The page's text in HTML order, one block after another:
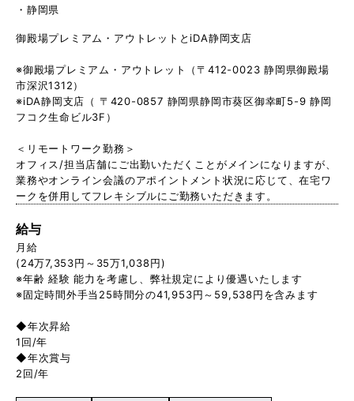
静岡県
御殿場プレミアム・アウトレットとiDA静岡支店
※御殿場プレミアム・アウトレット（〒412-0023 静岡県御殿場
市深沢1312）
※iDA静岡支店（ 〒420-0857 静岡県静岡市葵区御幸町5-9 静岡
フコク生命ビル3F）
＜リモートワーク勤務＞
オフィス/担当店舗にご出勤いただくことがメインになりますが、
業務やオンライン会議のアポイントメント状況に応じて、在宅ワ
ークを併用してフレキシブルにご勤務いただきます。
給与
月給
(24万7,353円～35万1,038円)
※年齢 経験 能力を考慮し、弊社規定により優遇いたします
※固定時間外手当25時間分の41,953円～59,538円を含みます
◆年次昇給
1回/年
◆年次賞与
2回/年